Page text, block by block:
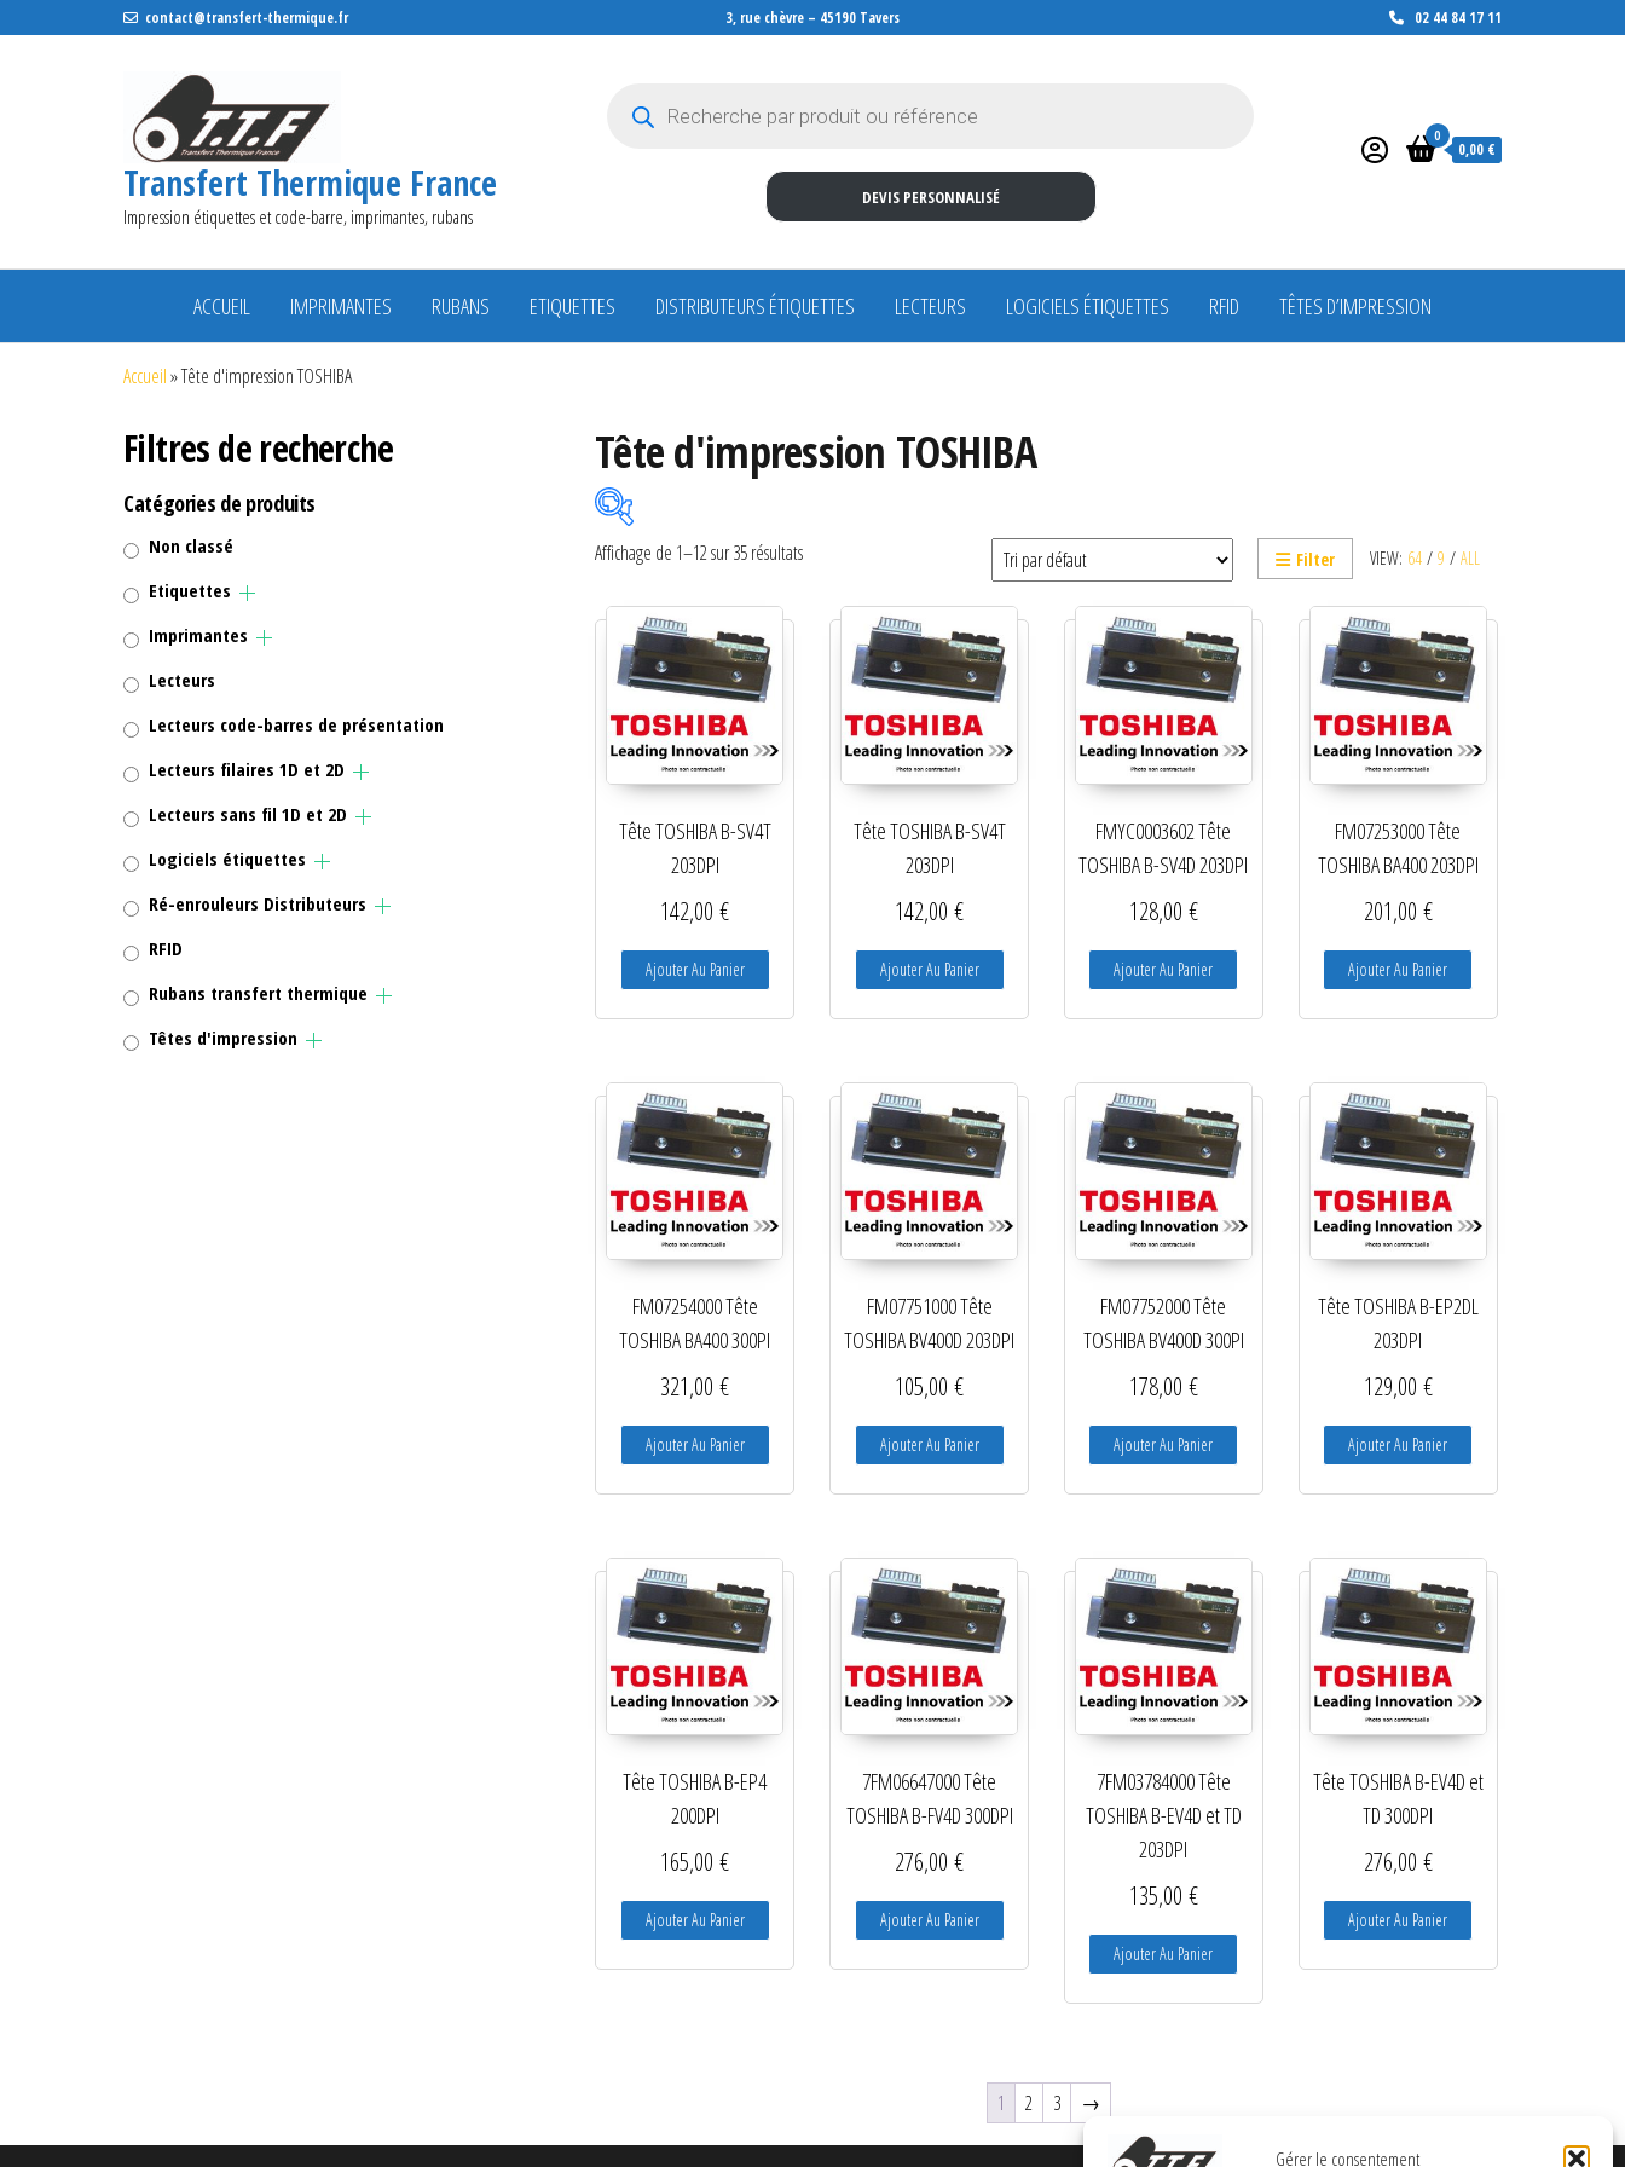
Gérer le consentement
contact@transfert-thermique.fr 3, rue chèvre – 45190 Tavers 02 44 84 17 11
Transfert Thermique France
Impression étiquettes et code-barre, imprimantes, rubans
DEVIS PERSONNALISÉ
0
0,00 €
ACCUEIL IMPRIMANTES RUBANS ETIQUETTES DISTRIBUTEURS ÉTIQUETTES LECTEURS LOGICIELS ÉTIQUETTES RFID TÊTES D’IMPRESSION
Accueil»Tête d'impression TOSHIBA
Tête d'impression TOSHIBA
Non classé
Etiquettes
Imprimantes
Lecteurs
Lecteurs code-barres de
Lecteurs sans fil 1D et 2D
Ré-enrouleurs Distributeurs
RFID
Rubans transfert thermique
Têtes d'impression
VIEW: 64 / 9 / ALL
Filter
Affichage de 1–12 sur 35 résultats
Tête TOSHIBA B-SV4T
203DPI
142,00€
Ajouter Au Panier
Tête TOSHIBA B-SV4T
203DPI
142,00€
Ajouter Au Panier
FMYC0003602 Tête
TOSHIBA B-SV4D 203DPI
128,00 €
Ajouter Au Panier
FM07253000 Tête
TOSHIBA BA400 203DPI
201,00 €
Ajouter Au Panier
FM07254000 Tête
TOSHIBA BA400 300PI
321,00€
Ajouter Au Panier
FM07751000 Tête
TOSHIBA BV400D 203DPI
105,00€
Ajouter Au Panier
FM07752000 Tête
TOSHIBA BV400D 300PI
178,00 €
Ajouter Au Panier
Tête TOSHIBA B-EP2DL
203DPI
129,00 €
Ajouter Au Panier
Tête TOSHIBA B-EP4
200DPI
165,00€
Ajouter Au Panier
7FM06647000 Tête
TOSHIBA B-FV4D 300DPI
276,00€
Ajouter Au Panier
7FM03784000 Tête
TOSHIBA B-EV4D et TD
203DPI
135,00 €
Ajouter Au Panier
Tête TOSHIBA B-EV4D et
TD 300DPI
276,00 €
Ajouter Au Panier
1 2 3 →
Filtres de recherche
Catégories de produits
Non classé
Etiquettes
Imprimantes
Lecteurs
Lecteurs code-barres de présentation
Lecteurs filaires 1D et 2D
Lecteurs sans fil 1D et 2D
Logiciels étiquettes
Ré-enrouleurs Distributeurs
RFID
Rubans transfert thermique
Têtes d'impression